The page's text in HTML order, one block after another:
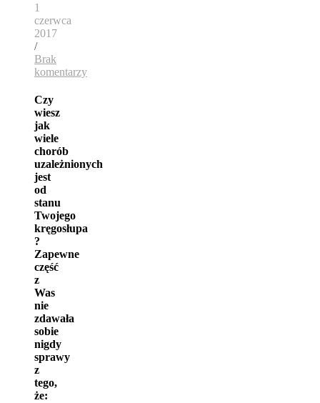
1
czerwca
2017
/
Brak
komentarzy
Czy
wiesz
jak
wiele
chorób
uzależnionych
jest
od
stanu
Twojego
kręgosłupa
?
Zapewne
część
z
Was
nie
zdawała
sobie
nigdy
sprawy
z
tego,
że: